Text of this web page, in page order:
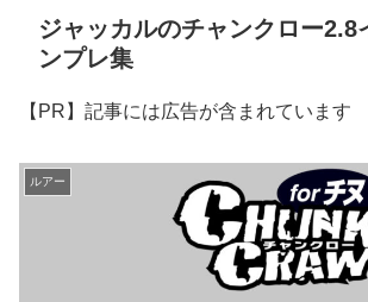
ジャッカルのチャンクロー2.8
ンプレ集
【PR】記事には広告が含まれています
ルアー